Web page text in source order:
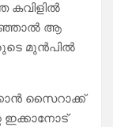
കവിളിൽ
ആ
മുൻപിൽ
സൈറാക്ക്‌